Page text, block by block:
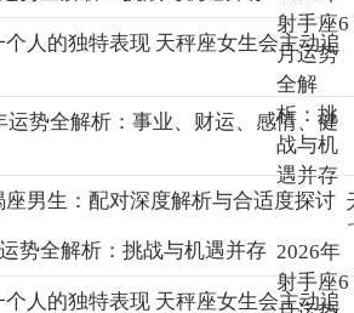
选出值得付出的人事物，同时也会让你
己的价值和需求。
6月射手座考试运势
话题上，虽然前文已经提及射手座在6
择困难，但这并不意味着你们在考试
键在于，你们需要学会调整自己的心
。面对众多的机会和诱惑，你们要学会
中在对自己最重要的事情上。同时，
和努力，不要因为一时的迷茫而否定自
你们才能在考试中发挥出自己的最佳
射手座6
月运势
全解
析：挑
战与机
遇并存
2026年
射手座6